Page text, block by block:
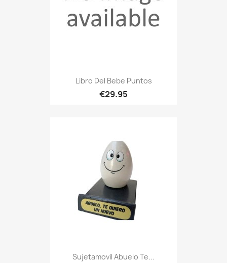
Libro Del Bebe Puntos
€29.95
Sujetamovil Abuelo Te...